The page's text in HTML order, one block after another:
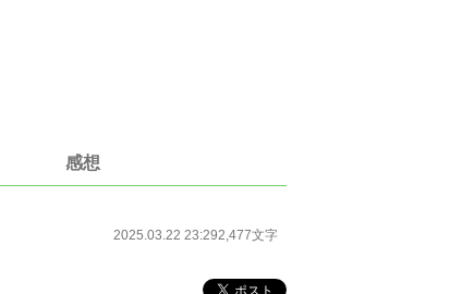
感想
2025.03.22 23:292,477文字